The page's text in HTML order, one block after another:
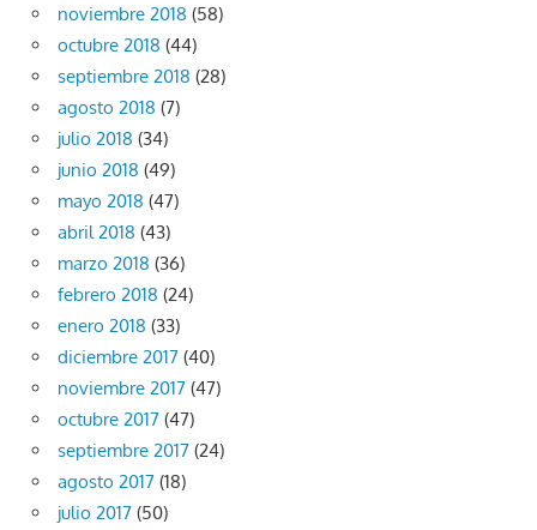
noviembre 2018 (58)
octubre 2018 (44)
septiembre 2018 (28)
agosto 2018 (7)
julio 2018 (34)
junio 2018 (49)
mayo 2018 (47)
abril 2018 (43)
marzo 2018 (36)
febrero 2018 (24)
enero 2018 (33)
diciembre 2017 (40)
noviembre 2017 (47)
octubre 2017 (47)
septiembre 2017 (24)
agosto 2017 (18)
julio 2017 (50)